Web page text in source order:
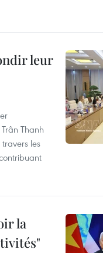
leur
Thanh
les
la